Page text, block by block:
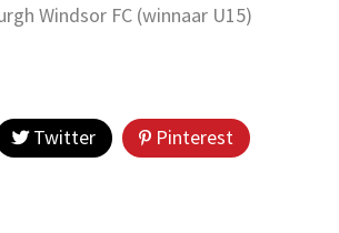
Windsor FC (winnaar U15)
Twitter
Pinterest